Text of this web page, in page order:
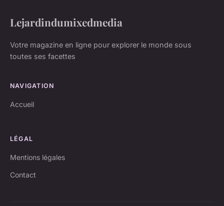
Lejardindumixedmedia
Votre magazine en ligne pour explorer le monde sous
toutes ses facettes
NAVIGATION
Accueil
LÉGAL
Mentions légales
Contact